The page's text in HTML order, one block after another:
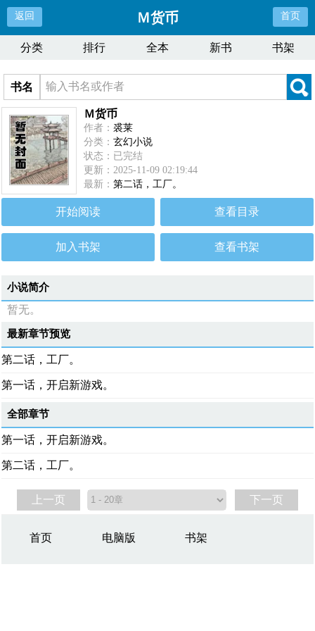
返回 Ｍ货币 首页
分类 排行 全本 新书 书架
书名
Ｍ货币
作者：裘莱
分类：玄幻小说
状态：已完结
更新：2025-11-09 02:19:44
最新：第二话，工厂。
开始阅读 查看目录
加入书架 查看书架
小说简介
暂无。
最新章节预览
第二话，工厂。
第一话，开启新游戏。
全部章节
第一话，开启新游戏。
第二话，工厂。
上一页 下一页
首页 电脑版 书架